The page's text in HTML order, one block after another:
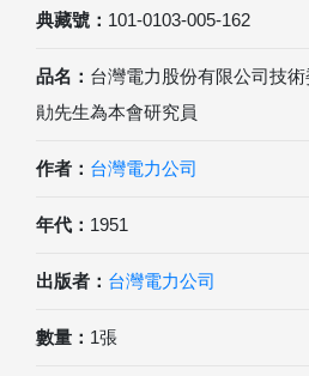
典藏號： 101-0103-005-162
品名： 台灣電力股份有限公司技
勛先生為本會研究員
作者： 台灣電力公司
年代： 1951
出版者： 台灣電力公司
數量： 1張